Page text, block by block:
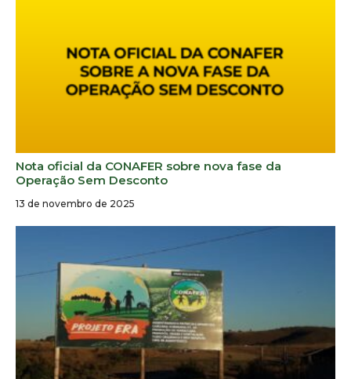
Nota oficial da CONAFER sobre nova fase da
Operação Sem Desconto
13 de novembro de 2025